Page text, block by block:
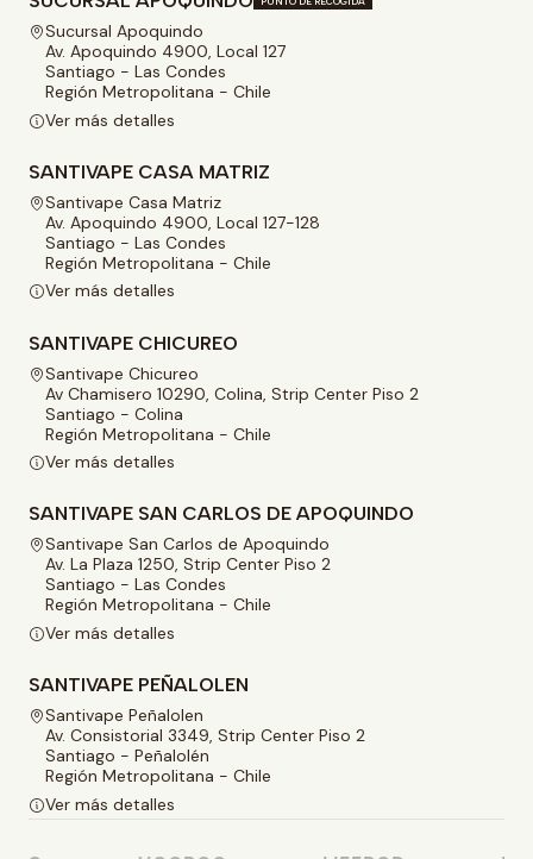
Sucursal Apoquindo
Av. Apoquindo 4900, Local 127
Santiago - Las Condes
Región Metropolitana - Chile
Ver más detalles
SANTIVAPE CASA MATRIZ
Santivape Casa Matriz
Av. Apoquindo 4900, Local 127-128
Santiago - Las Condes
Región Metropolitana - Chile
Ver más detalles
SANTIVAPE CHICUREO
Santivape Chicureo
Av Chamisero 10290, Colina, Strip Center Piso 2
Santiago - Colina
Región Metropolitana - Chile
Ver más detalles
SANTIVAPE SAN CARLOS DE APOQUINDO
Santivape San Carlos de Apoquindo
Av. La Plaza 1250, Strip Center Piso 2
Santiago - Las Condes
Región Metropolitana - Chile
Ver más detalles
SANTIVAPE PEÑALOLEN
Santivape Peñalolen
Av. Consistorial 3349, Strip Center Piso 2
Santiago - Peñalolén
Región Metropolitana - Chile
Ver más detalles